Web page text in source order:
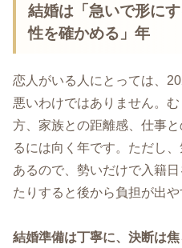
結婚は「急いで形に
性を確かめる」年
恋人がいる人にとっては、
悪いわけではありません。
方、家族との距離感、仕事
るには向く年です。ただし
あるので、勢いだけで入籍
たりすると後から負担が出や
結婚準備は丁寧に、決断は焦